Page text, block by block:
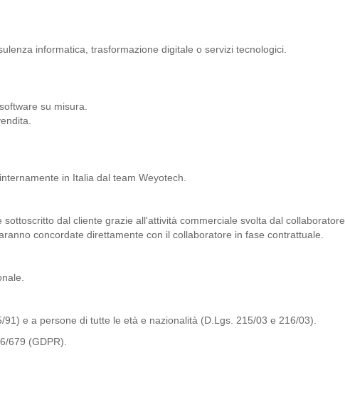
informatica, trasformazione digitale o servizi tecnologici.
su misura.
in Italia dal team Weyotech.
dal cliente grazie all'attività commerciale svolta dal collaboratore.
concordate direttamente con il collaboratore in fase contrattuale.
e a persone di tutte le età e nazionalità (D.Lgs. 215/03 e 216/03).
679 (GDPR).